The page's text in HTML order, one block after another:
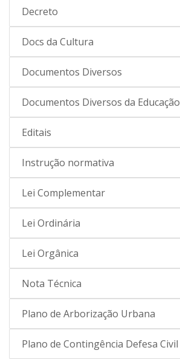
Decreto
Docs da Cultura
Documentos Diversos
Documentos Diversos da Educação
Editais
Instrução normativa
Lei Complementar
Lei Ordinária
Lei Orgânica
Nota Técnica
Plano de Arborização Urbana
Plano de Contingência Defesa Civil